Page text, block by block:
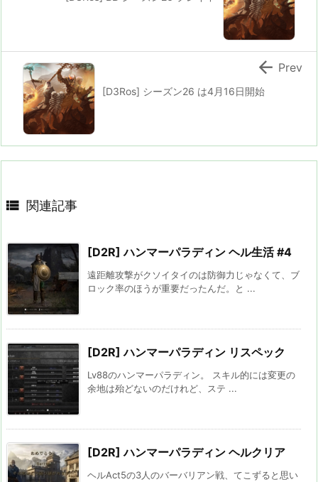
[D3Ros] シーズン26 は4月16日開始
 Prev
 関連記事
[D2R] ハンマーパラディン ヘル生活 #4
遠距離攻撃がクソイタイのは防御力じゃなくて、ブ
ロック率のほうが重要だったんだ。と ...
[D2R] ハンマーパラディン リスペック
Lv88のハンマーパラディン。 スキル的には変更の
余地は殆どないのだけれど、ステ ...
[D2R] ハンマーパラディン ヘルクリア
ヘルAct5の3人のバーバリアン戦、てこずると思い